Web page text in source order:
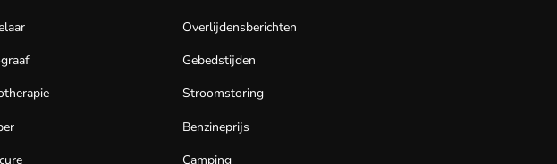
Overlijdensberichten
Gebedstijden
Stroomstoring
Benzineprijs
Camping